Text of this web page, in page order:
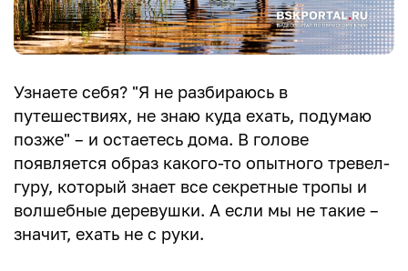
Узнаете себя? "Я не разбираюсь в
путешествиях, не знаю куда ехать, подумаю
позже" – и остаетесь дома. В голове
появляется образ какого-то опытного тревел-
гуру, который знает все секретные тропы и
волшебные деревушки. А если мы не такие –
значит, ехать не с руки.